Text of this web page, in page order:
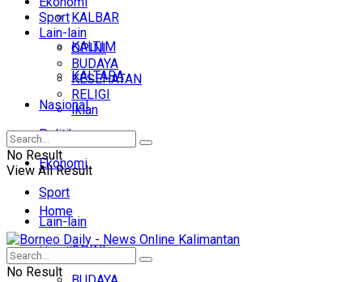
KALBAR
KALTIM
KALTARA
Nasional
Politik
Ekonomi
Sport
Lain-lain
OPINI
Sport
Lain-lain
OPINI
BUDAYA
KESEHATAN
RELIGI
Iklan
No Result
View All Result
Home
Headline
No Result